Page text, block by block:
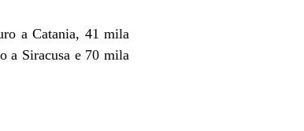
a Catania, 41 mila
a Siracusa e 70 mila